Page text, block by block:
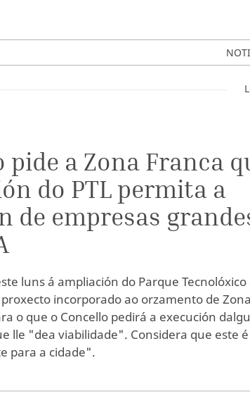
pide a Zona Franca
do PTL permita a
de empresas
luns á ampliación do Parque Tecnolóxico
incorporado ao orzamento de Zona
o que o Concello pedirá a execución
lle "dea viabilidade". Considera que este
para a cidade".